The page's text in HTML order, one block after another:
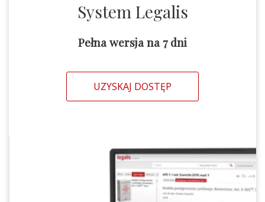
System Legalis
Pełna wersja na 7 dni
UZYSKAJ DOSTĘP